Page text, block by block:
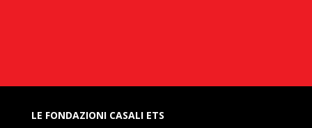
LE FONDAZIONI CASALI ETS